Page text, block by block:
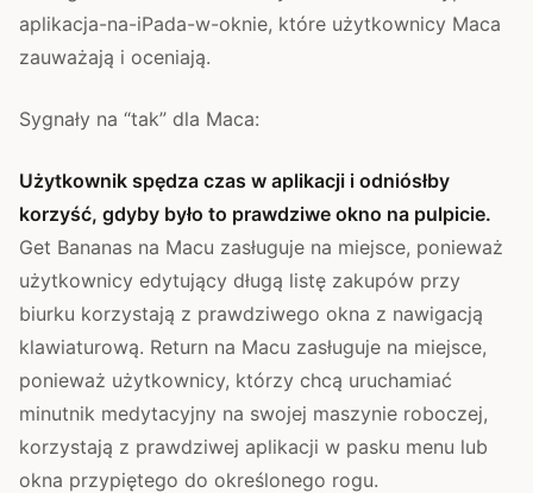
aplikacja-na-iPada-w-oknie, które użytkownicy Maca
zauważają i oceniają.
Sygnały na “tak” dla Maca:
Użytkownik spędza czas w aplikacji i odniósłby
korzyść, gdyby było to prawdziwe okno na pulpicie.
Get Bananas na Macu zasługuje na miejsce, ponieważ
użytkownicy edytujący długą listę zakupów przy
biurku korzystają z prawdziwego okna z nawigacją
klawiaturową. Return na Macu zasługuje na miejsce,
ponieważ użytkownicy, którzy chcą uruchamiać
minutnik medytacyjny na swojej maszynie roboczej,
korzystają z prawdziwej aplikacji w pasku menu lub
okna przypiętego do określonego rogu.